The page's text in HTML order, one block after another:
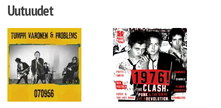
Uutuudet